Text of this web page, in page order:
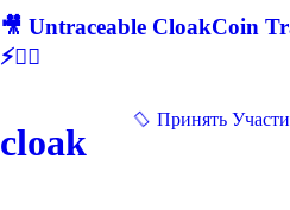
🎥 Untraceable CloakCoin
⚡🕵‍♂
cloak
Принять